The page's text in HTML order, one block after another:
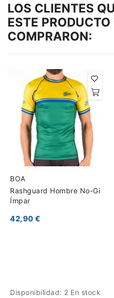
LOS CLIENTES
ESTE
COMPRARON:
BOA
Rashguard Hombre No-Gi
Ímpar
42,90 €
Disponibilidad: 2 En stock